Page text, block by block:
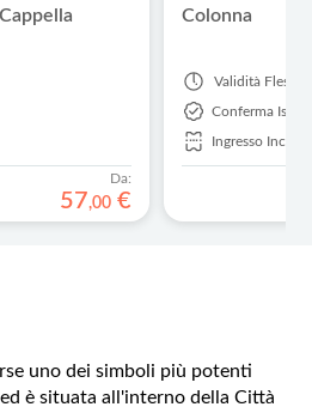
Da:
57,00 €
Colonna
Validità
Conferma
Ingresso Incluso
uno dei simboli più potenti
è situata all'interno della Città